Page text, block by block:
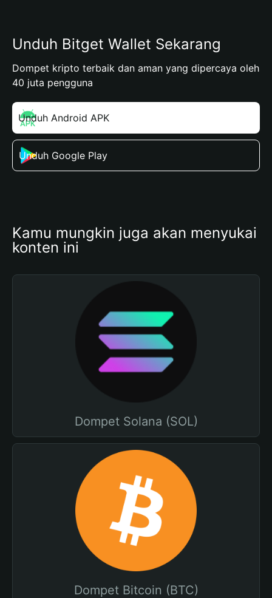
Unduh Bitget Wallet Sekarang
Dompet kripto terbaik dan aman yang dipercaya oleh
40 juta pengguna
Unduh Android APK
Unduh Google Play
Kamu mungkin juga akan menyukai
konten ini
Dompet Solana (SOL)
Dompet Bitcoin (BTC)